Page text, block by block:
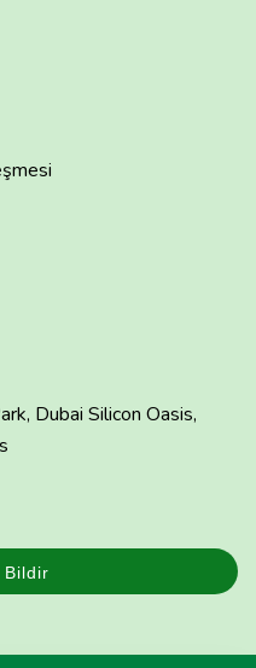
Dubai Silicon Oasis,